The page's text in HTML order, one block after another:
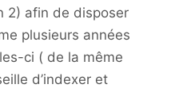
2) afin de disposer
plusieurs années
ci ( de la même
d’indexer et